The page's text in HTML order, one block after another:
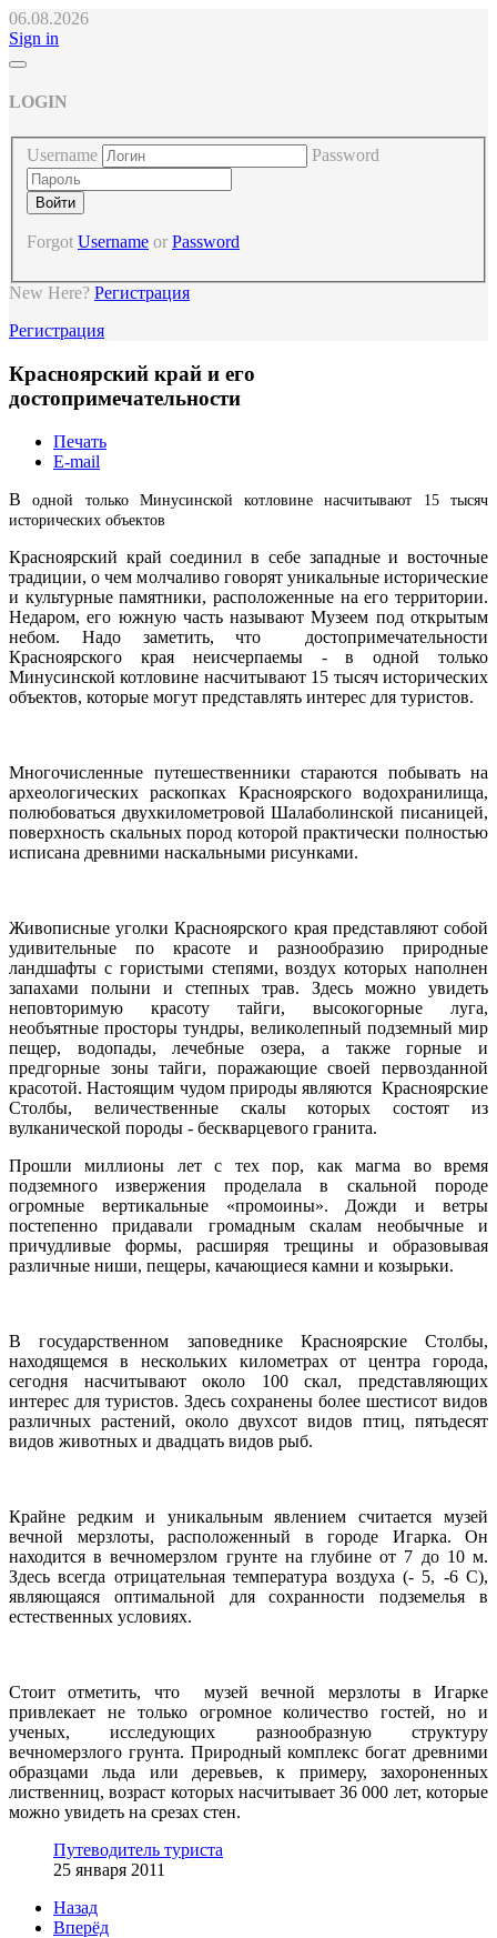
06.08.2026
Sign in
LOGIN
Username Password
Forgot Username or Password
New Here? Регистрация
Регистрация
Красноярский край и его
достопримечательности
Печать
E-mail
В одной только Минусинской котловине насчитывают 15 тысяч
исторических объектов
Красноярский край соединил в себе западные и восточные
традиции, о чем молчаливо говорят уникальные исторические
и культурные памятники, расположенные на его территории.
Недаром, его южную часть называют Музеем под открытым
небом. Надо заметить, что достопримечательности
Красноярского края неисчерпаемы - в одной только
Минусинской котловине насчитывают 15 тысяч исторических
объектов, которые могут представлять интерес для туристов.
Многочисленные путешественники стараются побывать на
археологических раскопках Красноярского водохранилища,
полюбоваться двухкилометровой Шалаболинской писаницей,
поверхность скальных пород которой практически полностью
исписана древними наскальными рисунками.
Живописные уголки Красноярского края представляют собой
удивительные по красоте и разнообразию природные
ландшафты с гористыми степями, воздух которых наполнен
запахами полыни и степных трав. Здесь можно увидеть
неповторимую красоту тайги, высокогорные луга,
необъятные просторы тундры, великолепный подземный мир
пещер, водопады, лечебные озера, а также горные и
предгорные зоны тайги, поражающие своей первозданной
красотой. Настоящим чудом природы являются Красноярские
Столбы, величественные скалы которых состоят из
вулканической породы - бескварцевого гранита.
Прошли миллионы лет с тех пор, как магма во время
подземного извержения проделала в скальной породе
огромные вертикальные «промоины». Дожди и ветры
постепенно придавали громадным скалам необычные и
причудливые формы, расширяя трещины и образовывая
различные ниши, пещеры, качающиеся камни и козырьки.
В государственном заповеднике Красноярские Столбы,
находящемся в нескольких километрах от центра города,
сегодня насчитывают около 100 скал, представляющих
интерес для туристов. Здесь сохранены более шестисот видов
различных растений, около двухсот видов птиц, пятьдесят
видов животных и двадцать видов рыб.
Крайне редким и уникальным явлением считается музей
вечной мерзлоты, расположенный в городе Игарка. Он
находится в вечномерзлом грунте на глубине от 7 до 10 м.
Здесь всегда отрицательная температура воздуха (- 5, -6 С),
являющаяся оптимальной для сохранности подземелья в
естественных условиях.
Стоит отметить, что музей вечной мерзлоты в Игарке
привлекает не только огромное количество гостей, но и
ученых, исследующих разнообразную структуру
вечномерзлого грунта. Природный комплекс богат древними
образцами льда или деревьев, к примеру, захороненных
лиственниц, возраст которых насчитывает 36 000 лет, которые
можно увидеть на срезах стен.
Путеводитель туриста
25 января 2011
Назад
Вперёд